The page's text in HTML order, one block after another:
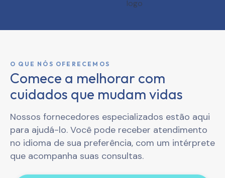
O QUE NÓS OFERECEMOS
Comece a melhorar com
cuidados que mudam vidas
Nossos fornecedores especializados estão aqui
para ajudá-lo. Você pode receber atendimento
no idioma de sua preferência, com um intérprete
que acompanha suas consultas.